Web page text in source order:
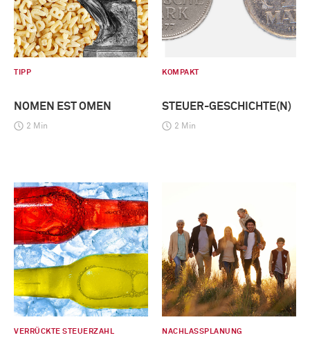
TIPP
NOMEN EST OMEN
2 Min
KOMPAKT
STEUER-GESCHICHTE(N)
2 Min
VERRÜCKTE STEUERZAHL NACHLASSPLANUNG